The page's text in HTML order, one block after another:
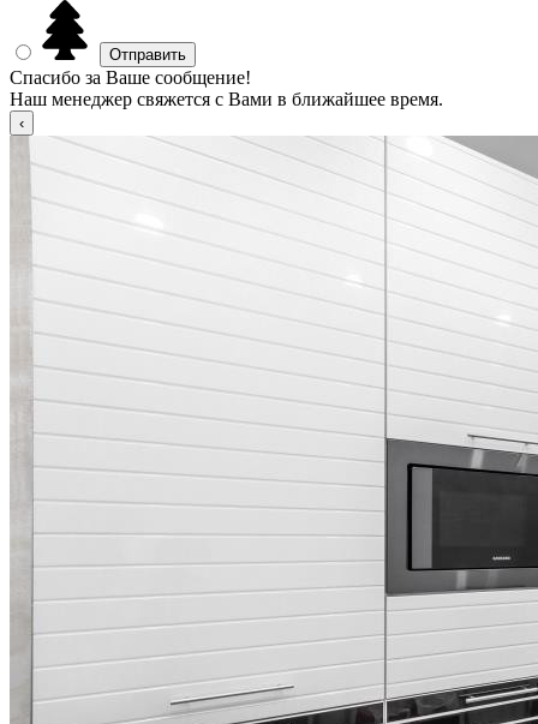
Спасибо за Ваше сообщение!
Наш менеджер свяжется с Вами в ближайшее время.